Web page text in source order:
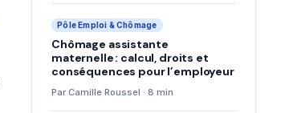
Pôle Emploi & Chômage
Chômage assistante
maternelle : calcul, droits et
conséquences pour l’employeur
Par Camille Roussel · 8 min